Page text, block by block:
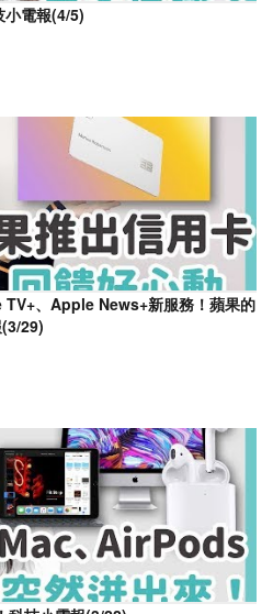
電報(4/5)
、Apple News+新服務！蘋果的
29)